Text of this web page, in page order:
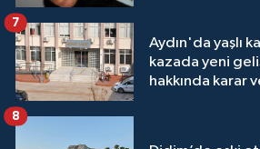
Aydın'da yaşlı
kazada yeni
hakkında karar
7
8